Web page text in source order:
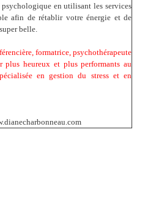
en utilisant les services
afin de rétablir votre énergie et de
belle.
formatrice, psychothérapeute
plus heureux et plus performants au
en gestion du stress et en